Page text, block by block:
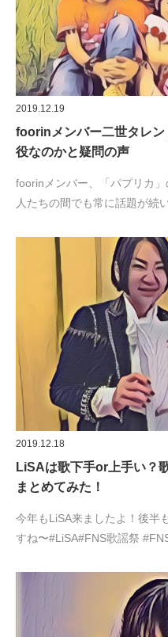
2019.12.19
foorinメンバー二世タレ
役なのかと疑問の声
foorinメンバー、「パプリカ
人たちの間でも常に話題が続
2019.12.18
LiSAは歌下手or上手い？
まとめてみた！
今年もLiSA来ましたよ！後半
すね〜#LiSA#FNS歌謡祭